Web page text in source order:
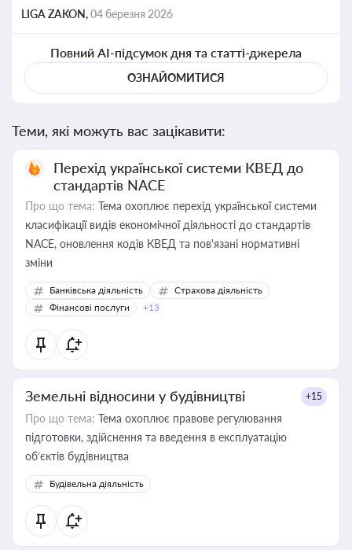
LIGA ZAKON,04 березня 2026
Повний AI-підсумок дня та статті-джерела
ОЗНАЙОМИТИСЯ
Теми, які можуть вас зацікавити:
Перехід української системи КВЕД до
стандартів NACE
Про що тема: Тема охоплює перехід української системи
класифікації видів економічної діяльності до стандартів
NACE, оновлення кодів КВЕД та пов'язані нормативні
зміни
Банківська діяльність
Страхова діяльність
Фінансові послуги
+13
Земельні відносини у будівництві +15
Про що тема: Тема охоплює правове регулювання
підготовки, здійснення та введення в експлуатацію
об’єктів будівництва
Будівельна діяльність